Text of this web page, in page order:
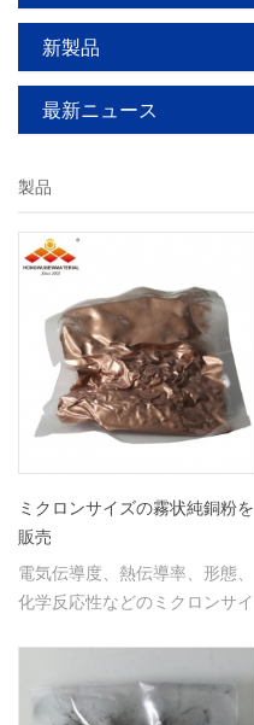
新製品
最新ニュース
製品
ミクロンサイズの霧状純銅粉を
販売
電気伝導度、熱伝導率、形態、
化学反応性などのミクロンサイ